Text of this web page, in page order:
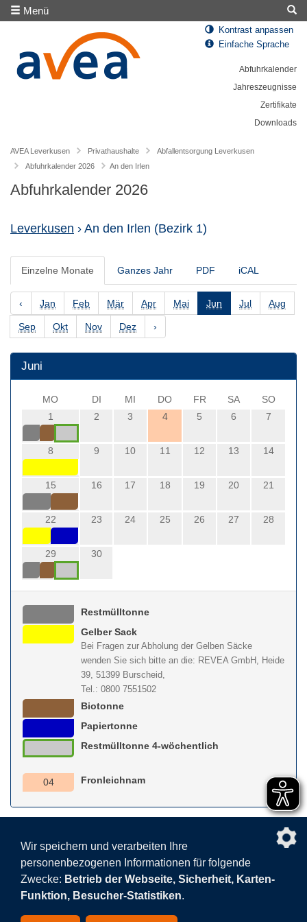
Menü
Kontrast anpassen
Einfache Sprache
Abfuhrkalender
Jahreszeugnisse
Zertifikate
Downloads
AVEA Leverkusen Privathaushalte
Abfallentsorgung Leverkusen
Abfuhrkalender 2026
An den Irlen
Abfuhrkalender 2026
Leverkusen › An den Irlen (Bezirk 1)
Einzelne Monate Ganzes Jahr PDF iCAL
‹ Jan Feb Mär Apr Mai Jun Jul Aug
Sep Okt Nov Dez ›
Juni
MO DI MI DO FR SA
SO
1
2 3 4 5 6 7
8 9 10 11 12 13 14
15 16 17 18 19 20 21
22 23 24 25 26 27 28
29 30
Restmülltonne
Gelber Sack
Bei Fragen zur Abholung der Gelben Säcke
wenden Sie sich bitte an die: REVEA GmbH, Heide
39, 51399 Burscheid,
Tel.: 0800 7551502
Biotonne
Papiertonne
Restmülltonne 4-wöchentlich
04 Fronleichnam
nach
Impressum
Wir speichern und verarbeiten Ihre
personenbezogenen Informationen für folgende
Zwecke: Betrieb der Webseite, Sicherheit, Karten-
Funktion, Besucher-Statistiken.